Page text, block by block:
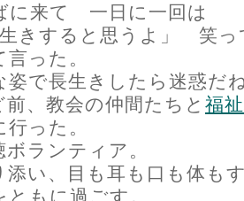
に来て 一日に一回は
きすると思うよ」 笑っ
った。
姿で長生きしたら迷惑だ
、教会の仲間たちと 福
った。
ランティア。
添い、目も耳も口も体
もに過ごす。